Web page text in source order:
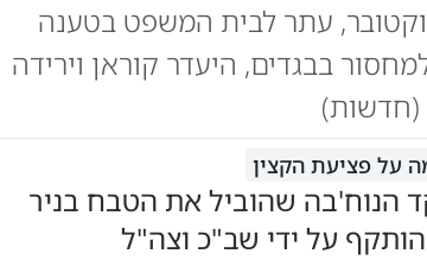
בטבח ה-7 באוקטובר, עתר לבית המשפט בטענה
בבגדים, היעדר קוראן וירידה
(חדשות)
על פציעת הקצין
הנוח'בה שהוביל את הטבח בניר
הותקף על ידי שב"כ וצה"ל